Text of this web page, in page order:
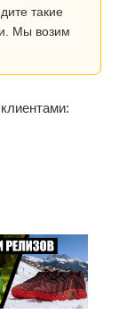
такие
Мы возим